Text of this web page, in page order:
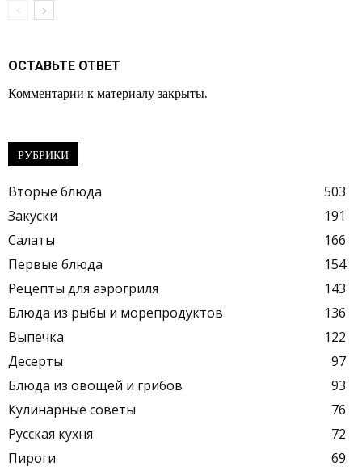
ОСТАВЬТЕ ОТВЕТ
Комментарии к материалу закрыты.
РУБРИКИ
Вторые блюда
503
Закуски
191
Салаты
166
Первые блюда
154
Рецепты для аэрогриля
143
Блюда из рыбы и морепродуктов
136
Выпечка
122
Десерты
97
Блюда из овощей и грибов
93
Кулинарные советы
76
Русская кухня
72
Пироги
69